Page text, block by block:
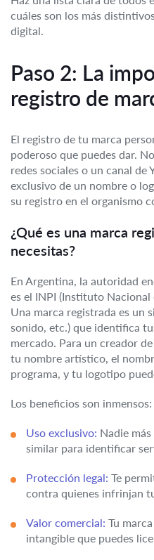
cuáles son los más
digital.
Paso 2: La
registro de
El registro de tu marca
poderoso que puedes dar.
redes sociales o un canal de
exclusivo de un nombre o
su registro en el organismo
¿Qué es una marca
necesitas?
En Argentina, la autoridad
es el INPI (Instituto
Una marca registrada es un
sonido, etc.) que identifica
mercado. Para un creador
tu nombre artístico, el
programa, y tu logotipo
Los beneficios son inmensos:
Uso exclusivo: Nadie
similar para identificar
Protección legal: Te
contra quienes infrinjan
Valor comercial: Tu
intangible que puedes